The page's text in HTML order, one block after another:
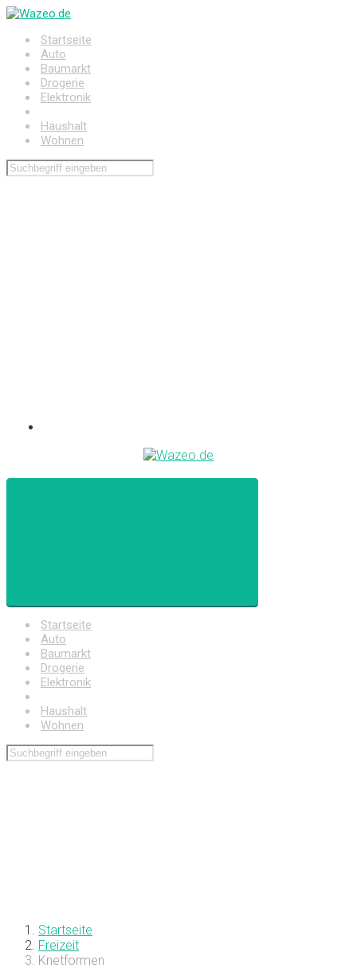
Zum
springenStartseite
Auto
Baumarkt
Drogerie
Elektronik
Haushalt
Wohnen
Startseite
Auto
Baumarkt
Drogerie
Elektronik
Haushalt
Wohnen
Startseite
Freizeit
Knetformen